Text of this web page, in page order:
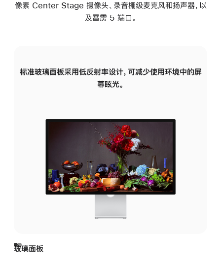
像素 Center Stage 摄像头、录音棚级麦克风和扬声器，以
及雷雳 5 端口。
标准玻璃面板采用低反射率设计，可减少使用环境中的屏
幕眩光。
玻璃面板